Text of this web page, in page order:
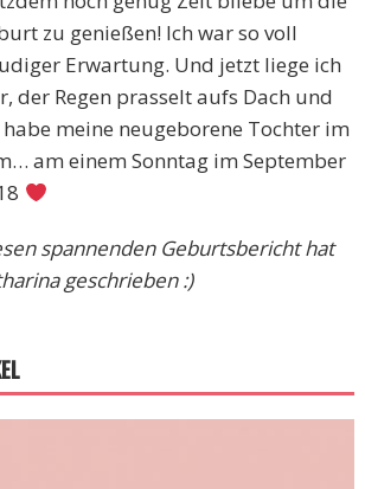
zu genießen! Ich war so voll
Erwartung. Und jetzt liege ich
der Regen prasselt aufs Dach und
habe meine neugeborene Tochter im
am einem Sonntag im September
spannenden Geburtsbericht hat
geschrieben :)